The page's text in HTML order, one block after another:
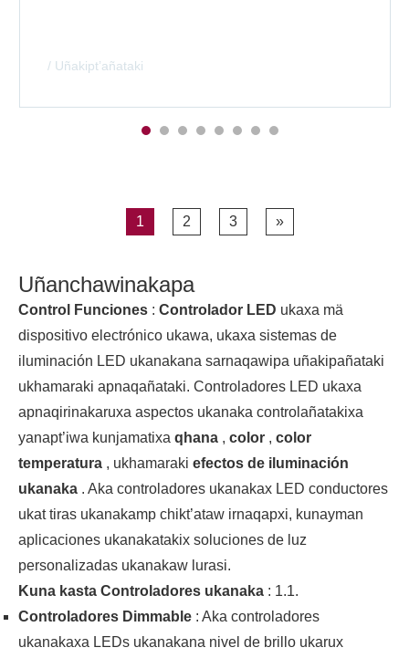
/ Uñakipt’añataki
1 2 3 »
Uñanchawinakapa
Control Funciones : Controlador LED ukaxa mä
dispositivo electrónico ukawa, ukaxa sistemas de
iluminación LED ukanakana sarnaqawipa uñakipañataki
ukhamaraki apnaqañataki. Controladores LED ukaxa
apnaqirinakaruxa aspectos ukanaka controlañatakixa
yanapt’iwa kunjamatixa qhana , color , color
temperatura , ukhamaraki efectos de iluminación
ukanaka . Aka controladores ukanakax LED conductores
ukat tiras ukanakamp chikt’ataw irnaqapxi, kunayman
aplicaciones ukanakatakix soluciones de luz
personalizadas ukanakaw lurasi.
Kuna kasta Controladores ukanaka : 1.1.
Controladores Dimmable : Aka controladores
ukanakaxa LEDs ukanakana nivel de brillo ukarux